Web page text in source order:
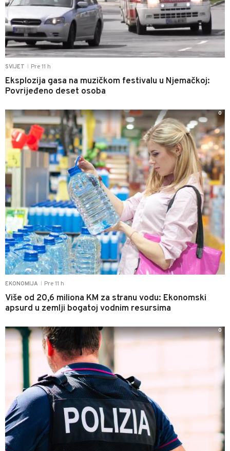
SVIJET Pre 11 h
Eksplozija gasa na muzičkom festivalu u Njemačkoj:
Povrijeđeno deset osoba
EKONOMIJA Pre 11 h
Više od 20,6 miliona KM za stranu vodu: Ekonomski
apsurd u zemlji bogatoj vodnim resursima
0
0